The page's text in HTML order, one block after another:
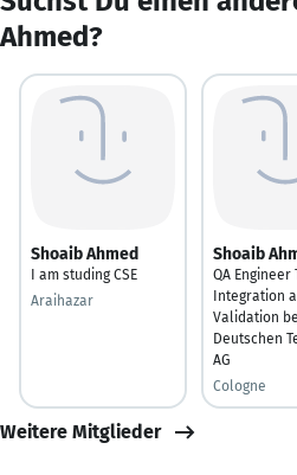
Ahmed?
Shoaib Ahmed
I am studing CSE
Araihazar
Shoaib
QA Engineer
Integration
Validation
Deutschen
AG
Cologne
Weitere Mitglieder